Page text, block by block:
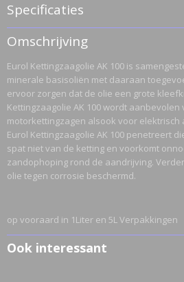
Specificaties
EAN code
E125451
Bruto gewicht
5,00 Kg
Omschrijving
Eurol Kettingzaagolie AK 100 is
minerale basisoliën met daaraan
ervoor zorgen dat de olie een grote
Kettingzaagolie AK 100 wordt
motorkettingzagen alsook voor
Eurol Kettingzaagolie AK 100 penetreert
spat niet van de ketting en voorkomt
zandophoping rond de aandrijving.
olie tegen corrosie beschermd.
op vooraard in 1Liter en 5L Verpakkingen
Ook interessant